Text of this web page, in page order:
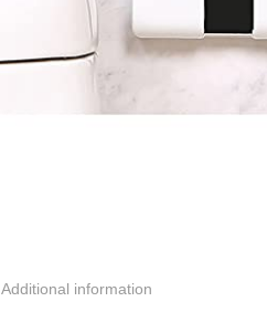
Additional information